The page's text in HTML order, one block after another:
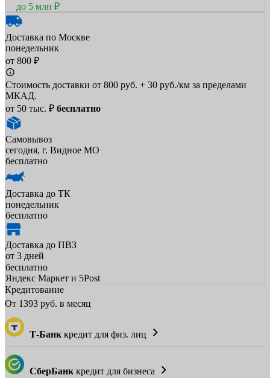
до 5 млн ₽
Доставка по Москве
понедельник
от 800 ₽
Стоимость доставки от 800 руб. + 30 руб./км за пределами
МКАД.
от 50 тыс. ₽ бесплатно
Самовывоз
сегодня, г. Видное МО
бесплатно
Доставка до ТК
понедельник
бесплатно
Доставка до ПВЗ
от 3 дней
бесплатно
Яндекс Маркет и 5Post
Кредитование
От 1393 руб. в месяц
Т-Банк кредит для физ. лиц
СберБанк кредит для бизнеса